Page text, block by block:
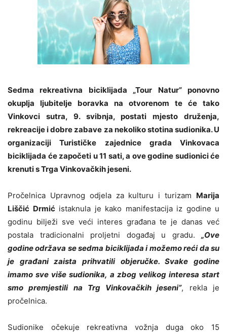
Sedma rekreativna biciklijada „Tour Natur” ponovno
okuplja ljubitelje boravka na otvorenom te će tako
Vinkovci sutra, 9. svibnja, postati mjesto druženja,
rekreacije i dobre zabave za nekoliko stotina sudionika. U
organizaciji Turističke zajednice grada Vinkovaca
biciklijada će započeti u 11 sati, a ove godine sudionici će
krenuti s Trga Vinkovačkih jeseni.
Pročelnica Upravnog odjela za kulturu i turizam Marija
Liščić Drmićistaknula je kako manifestacija iz godine u
godinu bilježi sve veći interes građana te je danas već
postala tradicionalni proljetni događaj u gradu. „Ove
godine održava se sedma biciklijada i možemo reći da su
je građani zaista prihvatili objeručke. Svake godine
imamo sve više sudionika, a zbog velikog interesa start
smo premjestili na Trg Vinkovačkih jeseni”, rekla je
pročelnica.
Sudionike očekuje rekreativna vožnja duga oko 15